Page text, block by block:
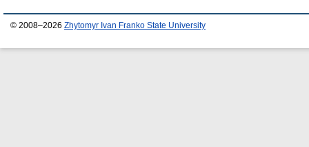
© 2008–2026 Zhytomyr Ivan Franko State University